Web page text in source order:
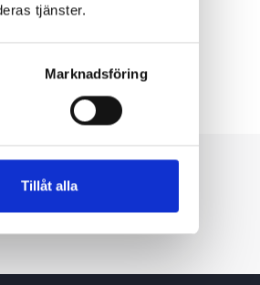
tjänster.
Marknadsföring
Tillåt alla